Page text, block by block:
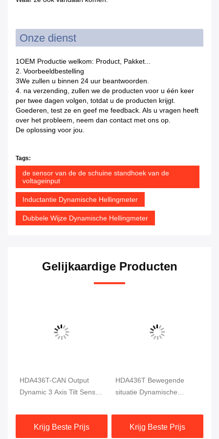
Onze dienst
1OEM Productie welkom: Product, Pakket...
2. Voorbeeldbestelling
3We zullen u binnen 24 uur beantwoorden.
4. na verzending, zullen we de producten voor u één keer
per twee dagen volgen, totdat u de producten krijgt.
Goederen, test ze en geef me feedback. Als u vragen heeft
over het probleem, neem dan contact met ons op.
De oplossing voor jou.
Tags:
de sensor van de de schuine standhoek van de
voltageinput
Inductantie Dynamische Hellingmeter
Dubbele Wijze Dynamische Hellingmeter
Gelijkaardige Producten
HDA436T-CAN Output
Dynamic 3 Axis Tilt Sensor
Sensor
Krijg Beste Prijs
HDA436T Bewegende
situatie Dynamische
As Hoge precisie
Krijg Beste Prijs